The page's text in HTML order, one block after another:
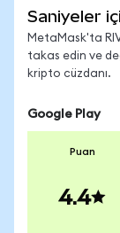
Saniyeler
MetaMask'ta
takas edin ve
kripto cüzdanı.
Google Play
Puan
4.4